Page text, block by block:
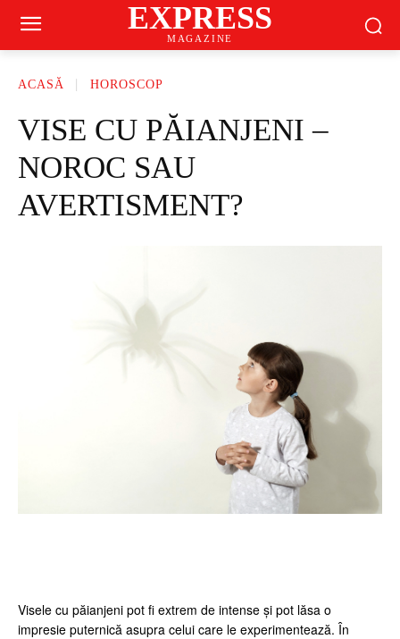
EXPRESS
MAGAZINE
ACASĂ HOROSCOP
VISE CU PĂIANJENI –
NOROC SAU
AVERTISMENT?
Visele cu păianjeni pot fi extrem de intense și pot lăsa o
impresie puternică asupra celui care le experimentează. În